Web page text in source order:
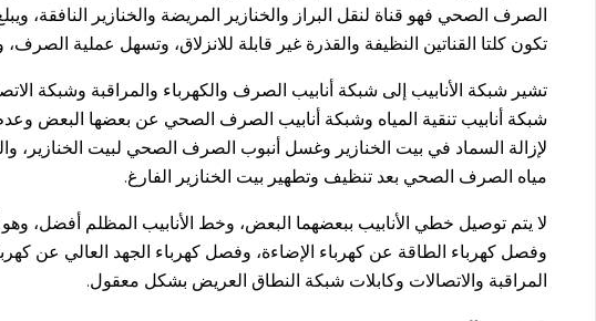
تكون كلتا القناتين النظيفة والقذرة غير قابلة للانزلاق، وتسهل عملية
تشير شبكة الأنابيب إلى شبكة أنابيب الصرف والكهرباء والمراقبة وشبكة
شبكة أنابيب تنقية المياه وشبكة أنابيب الصرف الصحي عن بعضها البعض
لإزالة السماد في بيت الخنازير وغسل أنبوب الصرف الصحي لبيت الخنازير،
مياه الصرف الصحي بعد تنظيف وتطهير بيت الخنازير الفارغ.
لا يتم توصيل خطي الأنابيب ببعضهما البعض، وخط الأنابيب المظلم أفضل، وهو
وفصل كهرباء الطاقة عن كهرباء الإضاءة، وفصل كهرباء الجهد العالي عن
المراقبة والاتصالات وكابلات شبكة النطاق العريض بشكل معقول.